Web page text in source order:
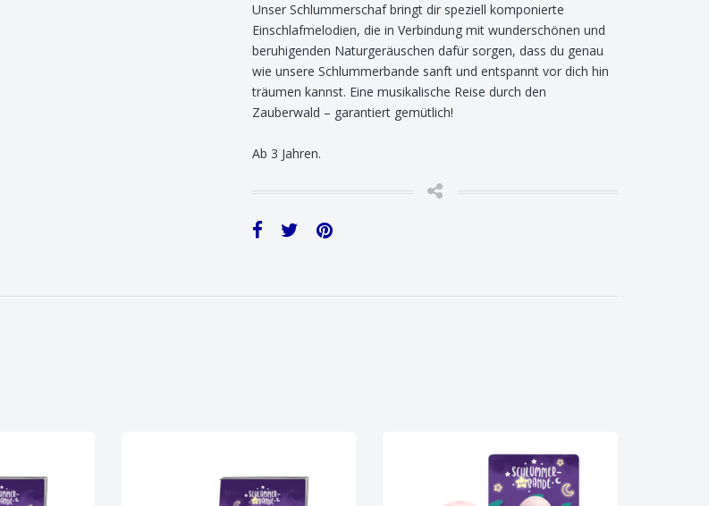
Unser Schlummerschaf bringt dir speziell komponierte
Einschlafmelodien, die in Verbindung mit wunderschönen und
beruhigenden Naturgeräuschen dafür sorgen, dass du genau
wie unsere Schlummerbande sanft und entspannt vor dich hin
träumen kannst. Eine musikalische Reise durch den
Zauberwald – garantiert gemütlich!
Ab 3 Jahren.